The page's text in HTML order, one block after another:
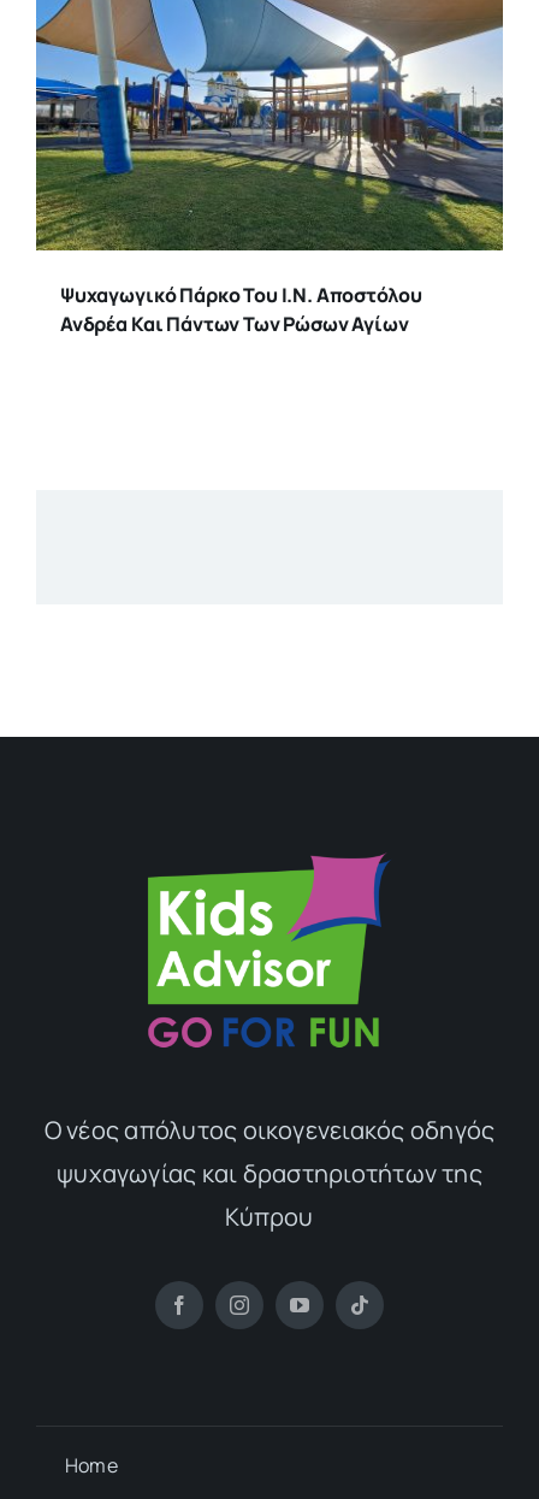
Ψυχαγωγικό Πάρκο Του Ι.Ν. Αποστόλου
Ανδρέα Και Πάντων Των Ρώσων Αγίων
Ο νέος απόλυτος οικογενειακός οδηγός
ψυχαγωγίας και δραστηριοτήτων της
Κύπρου
Home